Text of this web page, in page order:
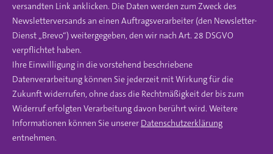
versandten Link anklicken. Die Daten werden zum Zweck des
Newsletterversands an einen Auftragsverarbeiter (den Newsletter-
Dienst „Brevo“) weitergegeben, den wir nach Art. 28 DSGVO
verpflichtet haben.
Ihre Einwilligung in die vorstehend beschriebene
Datenverarbeitung können Sie jederzeit mit Wirkung für die
Zukunft widerrufen, ohne dass die Rechtmäßigkeit der bis zum
Widerruf erfolgten Verarbeitung davon berührt wird. Weitere
Informationen können Sie unserer Datenschutzerklärung
entnehmen.